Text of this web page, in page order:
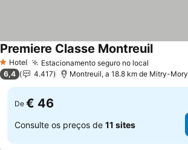
1 Estrelas
Hotel Estacionamento seguro no local
Premiere Classe Montreuil
6,4 4.417 Montreuil, a 18.8 km de Mitry-Mory
De € 46
Consulte os preços de 11 sites